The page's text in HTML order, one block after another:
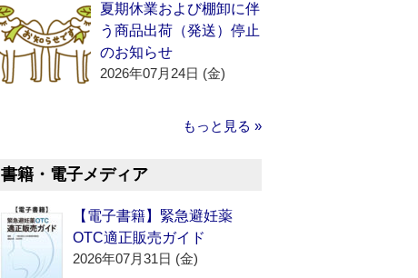
夏期休業および棚卸に伴
う商品出荷（発送）停止
のお知らせ
2026年07月24日 (金)
もっと見る »
書籍・電子メディア
【電子書籍】緊急避妊薬
OTC適正販売ガイド
2026年07月31日 (金)